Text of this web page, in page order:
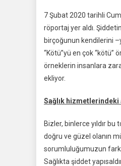
7 Şubat 2020 tarihli
röportaj yer aldı.
birçoğunun kendilerini
“Kötü”yü en çok
örneklerin insanlara
ekliyor.
Sağlık hizmetlerindeki
Bizler, binlerce yıldır
doğru ve güzel olanın
sorumluluğumuzun
Sağlıkta şiddet